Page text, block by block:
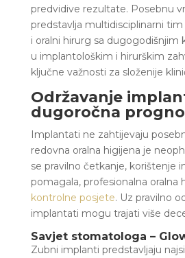
predvidive rezultate. Posebnu
predstavlja multidisciplinarni
i oralni hirurg sa dugogodišnjim
u implantološkim i hirurškim
ključne važnosti za složenije
Održavanje
dugoročna
Implantati ne zahtijevaju
redovna oralna higijena je
se pravilno četkanje, korištenje
pomagala, profesionalna oralna
kontrolne posjete. Uz pravilno
implantati mogu trajati više
Savjet stomatologa –
Zubni implanti predstavljaju